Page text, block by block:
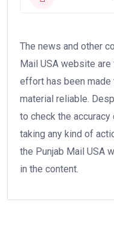
The news and other
Mail USA website
effort has been
material reliable.
to check the
taking any kind of
the Punjab Mail USA
in the content.